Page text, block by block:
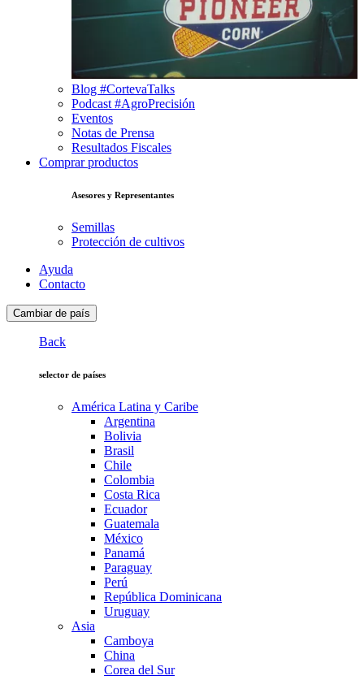
Blog #CortevaTalks
Podcast #AgroPrecisión
Eventos
Notas de Prensa
Resultados Fiscales
Comprar productos
Asesores y Representantes
Semillas
Protección de cultivos
Ayuda
Contacto
Cambiar de país
Back
selector de países
América Latina y Caribe
Argentina
Bolivia
Brasil
Chile
Colombia
Costa Rica
Ecuador
Guatemala
México
Panamá
Paraguay
Perú
República Dominicana
Uruguay
Asia
Camboya
China
Corea del Sur